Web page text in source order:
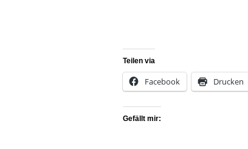
Teilen via
Facebook Drucken
Gefällt mir: